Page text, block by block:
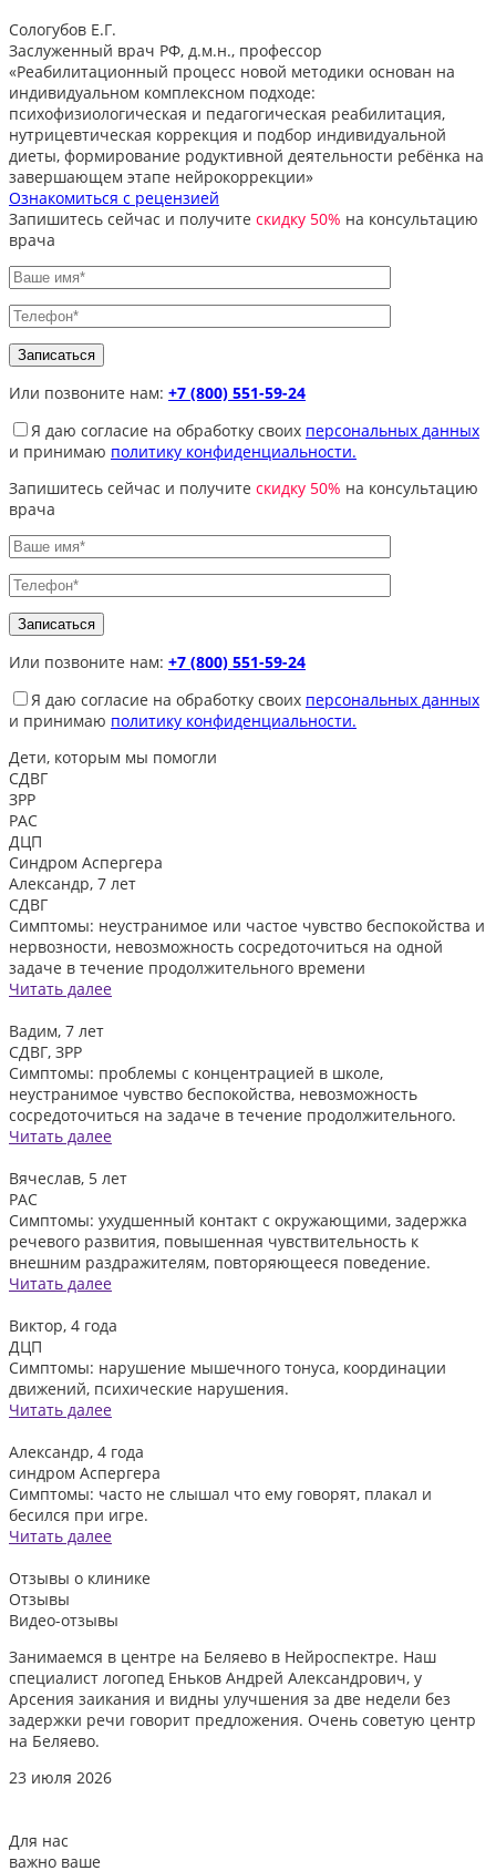
Сологубов Е.Г.
Заслуженный врач РФ, д.м.н., профессор
«Реабилитационный процесс новой методики основан на
индивидуальном комплексном подходе:
психофизиологическая и педагогическая реабилитация,
нутрицевтическая коррекция и подбор индивидуальной
диеты, формирование родуктивной деятельности ребёнка на
завершающем этапе нейрокоррекции»
Ознакомиться с рецензией
Запишитесь сейчас и получите скидку 50% на консультацию
врача
Или позвоните нам: +7 (800) 551-59-24
Я даю согласие на обработку своих персональных данных
и принимаю политику конфиденциальности.
Запишитесь сейчас и получите скидку 50% на консультацию
врача
Или позвоните нам: +7 (800) 551-59-24
Я даю согласие на обработку своих персональных данных
и принимаю политику конфиденциальности.
Дети, которым мы помогли
СДВГ
ЗРР
РАС
ДЦП
Синдром Аспергера
Александр, 7 лет
СДВГ
Симптомы: неустранимое или частое чувство беспокойства и
нервозности, невозможность сосредоточиться на одной
задаче в течение продолжительного времени
Читать далее
Вадим, 7 лет
СДВГ, ЗРР
Симптомы: проблемы с концентрацией в школе,
неустранимое чувство беспокойства, невозможность
сосредоточиться на задаче в течение продолжительного.
Читать далее
Вячеслав, 5 лет
РАС
Симптомы: ухудшенный контакт с окружающими, задержка
речевого развития, повышенная чувствительность к
внешним раздражителям, повторяющееся поведение.
Читать далее
Виктор, 4 года
ДЦП
Симптомы: нарушение мышечного тонуса, координации
движений, психические нарушения.
Читать далее
Александр, 4 года
синдром Аспергера
Симптомы: часто не слышал что ему говорят, плакал и
бесился при игре.
Читать далее
Отзывы о клинике
Отзывы
Видео-отзывы
Занимаемся в центре на Беляево в Нейроспектре. Наш
специалист логопед Еньков Андрей Александрович, у
Арсения заикания и видны улучшения за две недели без
задержки речи говорит предложения. Очень советую центр
на Беляево.
23 июля 2026
Для нас
важно ваше